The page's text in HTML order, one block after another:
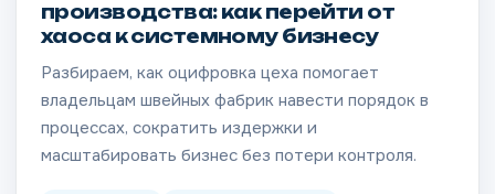
производства: как перейти от
хаоса к системному бизнесу
Разбираем, как оцифровка цеха помогает
владельцам швейных фабрик навести порядок в
процессах, сократить издержки и
масштабировать бизнес без потери контроля.